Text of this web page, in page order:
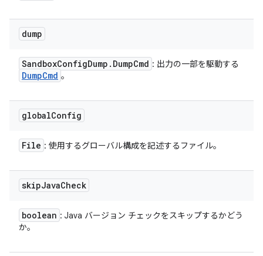
dump
SandboxConfigDump . DumpCmd : 出力の一部を駆動する
DumpCmd 。
globalConfig
File : 使用するグローバル構成を記述するファイル。
skipJavaCheck
boolean : Java バージョン チェックをスキップするかどう
か。